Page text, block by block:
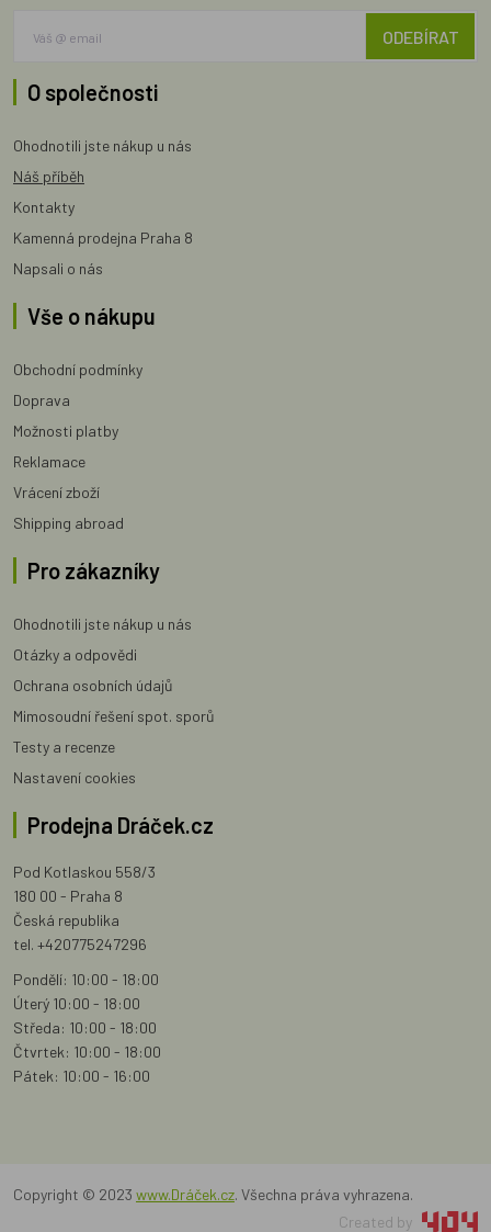
ODEBÍRAT
O společnosti
Ohodnotili jste nákup u nás
Náš příběh
Kontakty
Kamenná prodejna Praha 8
Napsali o nás
Vše o nákupu
Obchodní podmínky
Doprava
Možnosti platby
Reklamace
Vrácení zboží
Shipping abroad
Pro zákazníky
Ohodnotili jste nákup u nás
Otázky a odpovědi
Ochrana osobních údajů
Mimosoudní řešení spot. sporů
Testy a recenze
Nastavení cookies
Prodejna Dráček.cz
Pod Kotlaskou 558/3
180 00 - Praha 8
Česká republika
tel. +420775247296
Pondělí: 10:00 - 18:00
Úterý 10:00 - 18:00
Středa: 10:00 - 18:00
Čtvrtek: 10:00 - 18:00
Pátek: 10:00 - 16:00
Copyright © 2023 www.Dráček.cz. Všechna práva vyhrazena.
Created by